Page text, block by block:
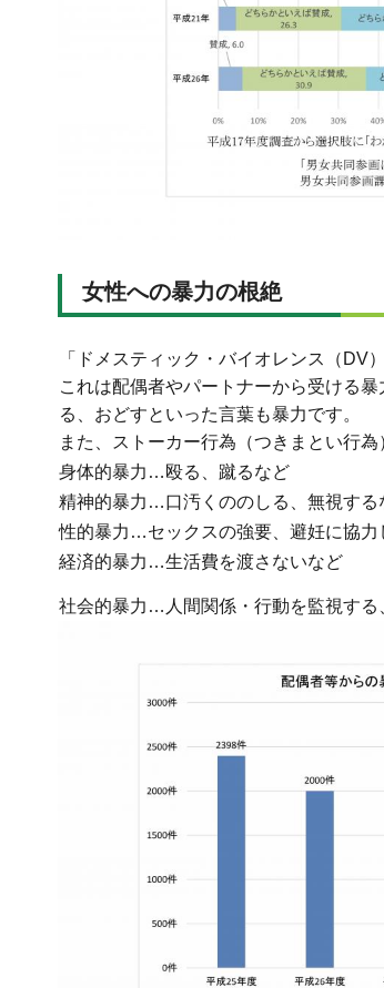
女性への暴力の根絶
「ドメスティック・バイオレンス（DV
これは配偶者やパートナーから受ける
る、おどすといった言葉も暴力です。
また、ストーカー行為（つきまとい行
身体的暴力…殴る、蹴るなど
精神的暴力…口汚くののしる、無視する
性的暴力…セックスの強要、避妊に協力
経済的暴力…生活費を渡さないなど
社会的暴力…人間関係・行動を監視する